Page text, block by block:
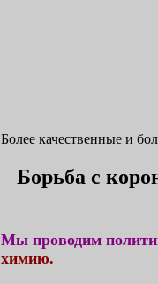
Более качественные и
Борьба с
Мы проводим
химию.